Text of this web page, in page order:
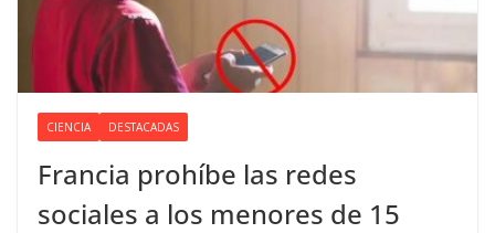
CIENCIA DESTACADAS
Francia prohíbe las redes
sociales a los menores de 15